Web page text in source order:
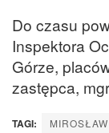
Do czasu
Inspektora
Górze,
zastępca,
TAGI: